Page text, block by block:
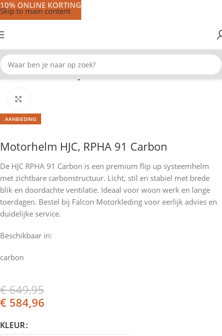
Skip to main content
Home Motorhelmen Systeem helmen
AANBIEDING
Motorhelm HJC, RPHA 91 Carbon
De HJC RPHA 91 Carbon is een premium flip up systeemhelm
met zichtbare carbonstructuur. Licht, stil en stabiel met brede
blik en doordachte ventilatie. Ideaal voor woon werk en lange
toerdagen. Bestel bij Falcon Motorkleding voor eerlijk advies en
duidelijke service.
Beschikbaar in:
carbon
€649,95
€ 584,96
KLEUR
10% ONLINE KORTING